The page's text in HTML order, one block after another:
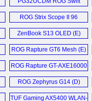
Oled (E)
ROG Strix Scope II 96
Wireless Gaming
Keyboard (E)
ZenBook S13 OLED (E)
ROG Rapture GT6 Mesh (E)
ROG Rapture GT-AXE16000
Router (E)
ROG Zephyrus G14 (D)
TUF Gaming AX5400 WLAN-